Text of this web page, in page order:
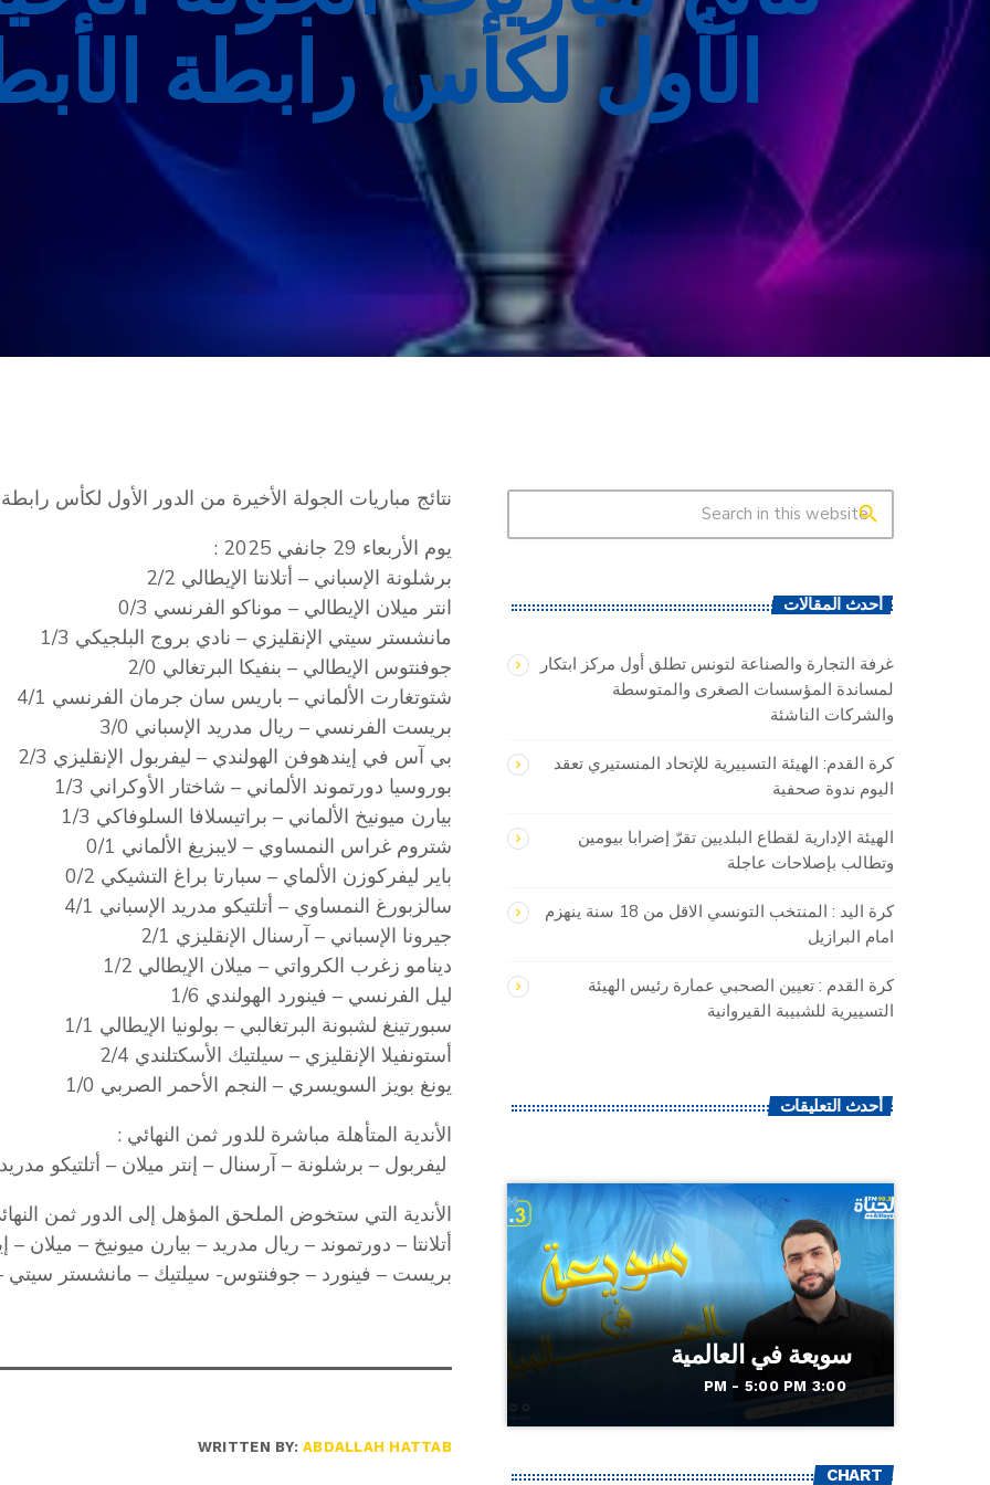
الأول لكأس رابطة
نتائج مباريات الجولة الأخيرة من الدور الأول لكأس رابطة
يوم الأربعاء 29 جانفي 2025 :
برشلونة الإسباني – أتلانتا الإيطالي 2/2
انتر ميلان الإيطالي – موناكو الفرنسي 0/3
مانشستر سيتي الإنقليزي – نادي بروج البلجيكي 1/3
جوفنتوس الإيطالي – بنفيكا البرتغالي 2/0
شتوتغارت الألماني – باريس سان جرمان الفرنسي 4/1
بريست الفرنسي – ريال مدريد الإسباني 3/0
بي آس في إيندهوفن الهولندي – ليفربول الإنقليزي 2/3
بوروسيا دورتموند الألماني – شاختار الأوكراني 1/3
بيارن ميونيخ الألماني – براتيسلافا السلوفاكي 1/3
شتروم غراس النمساوي – لايبزيغ الألماني 0/1
باير ليفركوزن الألماي – سبارتا براغ التشيكي 0/2
سالزبورغ النمساوي – أتلتيكو مدريد الإسباني 4/1
جيرونا الإسباني – آرسنال الإنقليزي 2/1
دينامو زغرب الكرواتي – ميلان الإيطالي 1/2
ليل الفرنسي – فينورد الهولندي 1/6
سبورتينغ لشبونة البرتغالبي – بولونيا الإيطالي 1/1
أستونفيلا الإنقليزي – سيلتيك الأسكتلندي 2/4
يونغ بويز السويسري – النجم الأحمر الصربي 1/0
الأندية المتأهلة مباشرة للدور ثمن النهائي :
ليفربول – برشلونة – آرسنال – إنتر ميلان – أتلتيكو
الأندية التي ستخوض الملحق المؤهل إلى الدور ثمن
أتلانتا – دورتموند – ريال مدريد – بيارن ميونيخ –
بريست – فينورد – جوفنتوس- سيلتيك – مانشستر سيتي
WRITTEN BY:ABDALLAH HATTAB
search
أحدث المقالات
غرفة التجارة والصناعة لتونس تطلق أول مركز ابتكار
لمساندة المؤسسات الصغرى والمتوسطة
والشركات الناشئة
كرة القدم: الهيئة التسييرية للإتحاد المنستيري تعقد
اليوم ندوة صحفية
الهيئة الإدارية لقطاع البلديين تقرّ إضرابا بيومين
وتطالب بإصلاحات عاجلة
كرة اليد : المنتخب التونسي الاقل من 18 سنة ينهزم
امام البرازيل
كرة القدم : تعيين الصحبي عمارة رئيس الهيئة
التسييرية للشبيبة القيروانية
أحدث التعليقات
سويعة في العالمية
3:00 PM - 5:00 PM
CHART